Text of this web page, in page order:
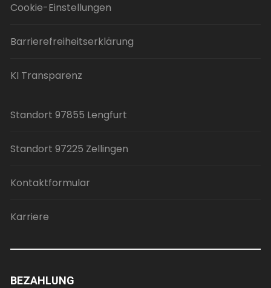
Cookie-Einstellungen
Barrierefreiheitserklärung
KI Transparenz
Standort 97855 Lengfurt
Standort 97225 Zellingen
Kontaktformular
Karriere
BEZAHLUNG